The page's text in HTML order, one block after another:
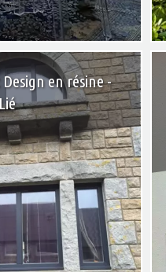
+
en résine -